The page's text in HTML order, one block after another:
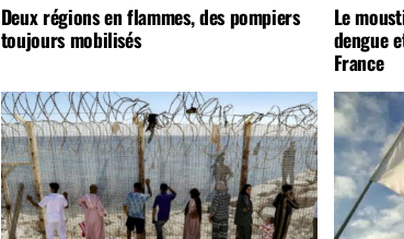
Deux régions en flammes, des pompiers
toujours mobilisés
Le
dengue
France